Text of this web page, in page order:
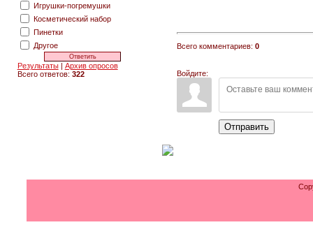
Игрушки-погремушки
Косметический набор
Пинетки
Другое
Результаты| Архив опросов
Всего ответов: 322
Всего комментариев: 0
Войдите:
Отправить